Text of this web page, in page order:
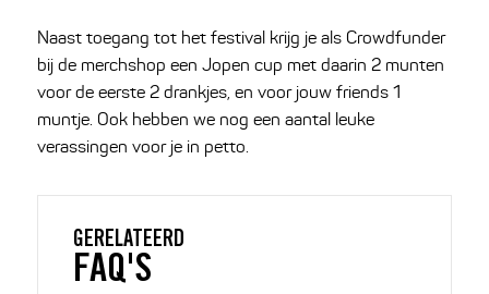
Naast toegang tot het festival krijg je als Crowdfunder
bij de merchshop een Jopen cup met daarin 2 munten
voor de eerste 2 drankjes, en voor jouw friends 1
muntje. Ook hebben we nog een aantal leuke
verassingen voor je in petto.
GERELATEERD
FAQ'S